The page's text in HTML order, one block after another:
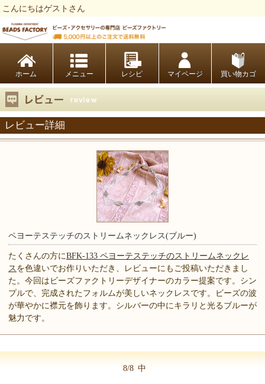
こんにちはゲストさん
ホーム レシピ マイページ 買い物カゴ
レビュー詳細
ペヨーテステッチのストリームネックレス(ブルー)
たくさんの方にBFK-133 ペヨーテステッチのストリームネックレ
ス を色違いでお作りいただき、レビューにもご投稿いただきまし
た。今回はビーズファクトリーデザイナーのカラー提案です。シン
プルで、完成されたフォルムが美しいネックレスです。ビーズの波
が華やかに襟元を飾ります。シルバーの中にキラリと光るブルーが
魅力です。
8/8 中